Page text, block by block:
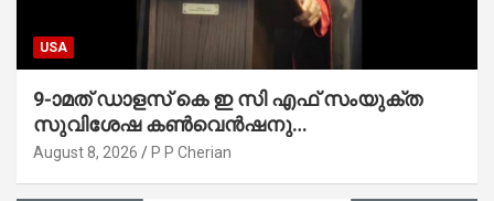
USA
9-ാമത് ഡാളസ് കെ ഇ സി എഫ് സംയുക്ത
സുവിശേഷ കൺവെൻഷനു
പ്രാർത്ഥനാനിർഭരമായ തുടക്കം
August 8, 2026 P P Cherian